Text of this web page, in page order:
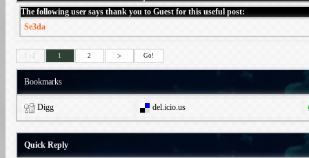
The following user says thank you to Guest for this useful post:
Se3da
1 - 2 1 2 > Go!
Bookmarks
Digg del.icio.us
Quick Reply